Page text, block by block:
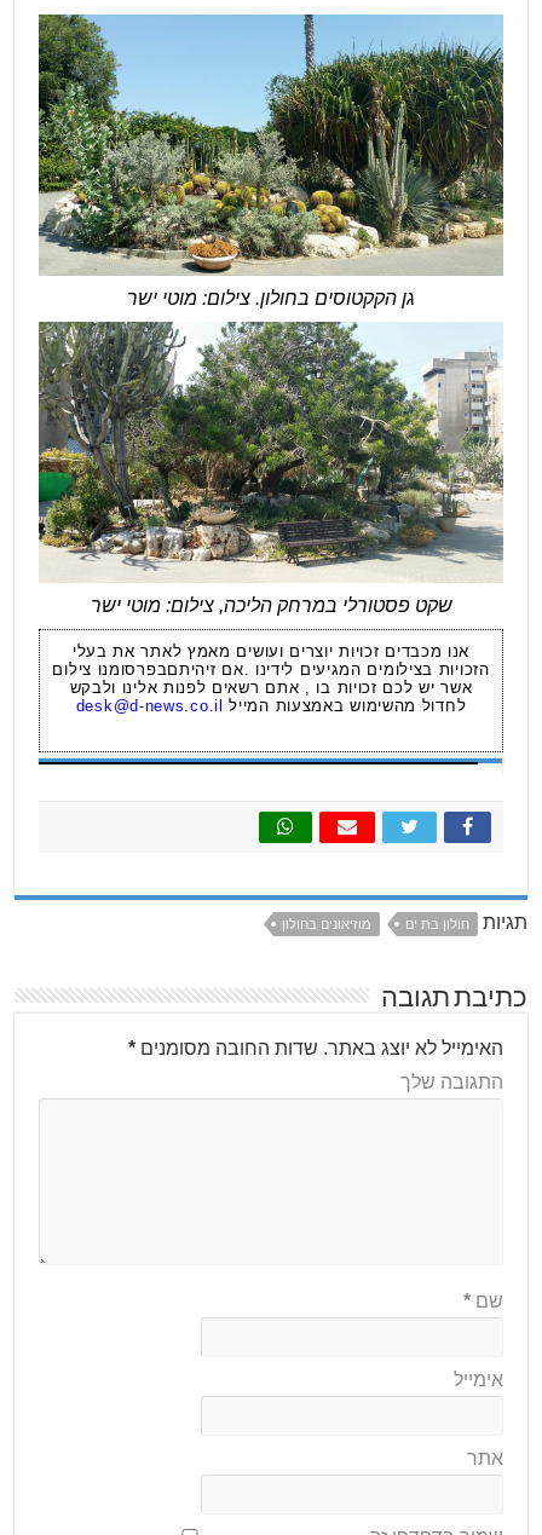
גן הקקטוסים בחולון. צילום: מוטי ישר
שקט פסטורלי במרחק הליכה, צילום: מוטי ישר
אנו מכבדים זכויות יוצרים ועושים מאמץ לאתר את בעלי
הזכויות בצילומים המגיעים לידינו .אם זיהיתםבפרסומנו צילום
אשר יש לכם זכויות בו , אתם רשאים לפנות אלינו ולבקש
לחדול מהשימוש באמצעות המייל desk@d-news.co.il
תגיות חולון בת ים מוזיאונים בחולון
כתיבת תגובה
האימייל לא יוצג באתר. שדות החובה מסומנים*
התגובה שלך
שם*
אימייל
אתר